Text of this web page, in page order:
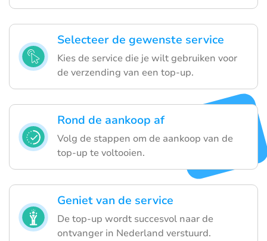
Selecteer de gewenste service
Kies de service die je wilt gebruiken voor
de verzending van een top-up.
Rond de aankoop af
Volg de stappen om de aankoop van de
top-up te voltooien.
Geniet van de service
De top-up wordt succesvol naar de
ontvanger in Nederland verstuurd.